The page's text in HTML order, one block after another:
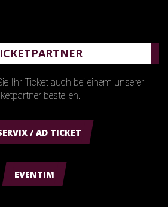
Ihr Ticket auch bei einem unserer
bestellen.
/ AD TICKET
EVENTIM